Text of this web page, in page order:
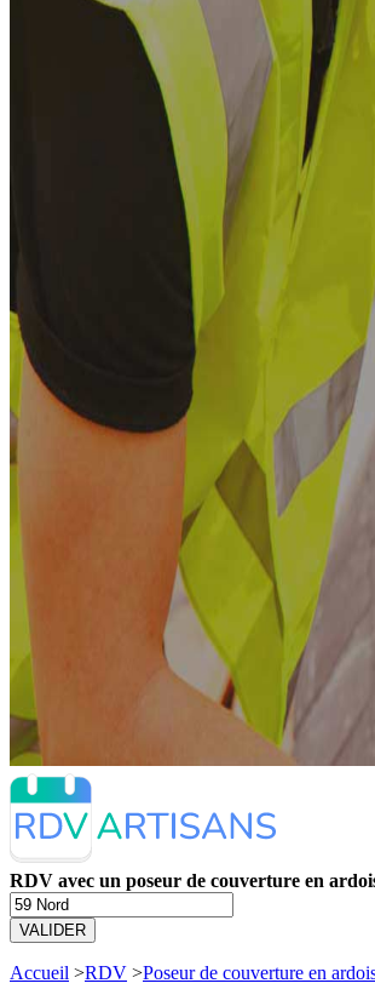
RDV avec un poseur de couverture en
VALIDER
Accueil >RDV >Poseur de couverture en